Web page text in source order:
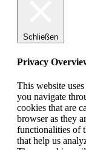
Schließen
Privacy
This website
you navigate
cookies that are
browser as they
functionalities of
that help us